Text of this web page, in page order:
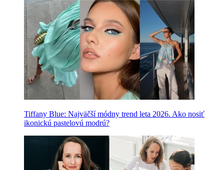
Tiffany Blue: Najväčší módny trend leta 2026. Ako nosiť
ikonickú pastelovú modrú?